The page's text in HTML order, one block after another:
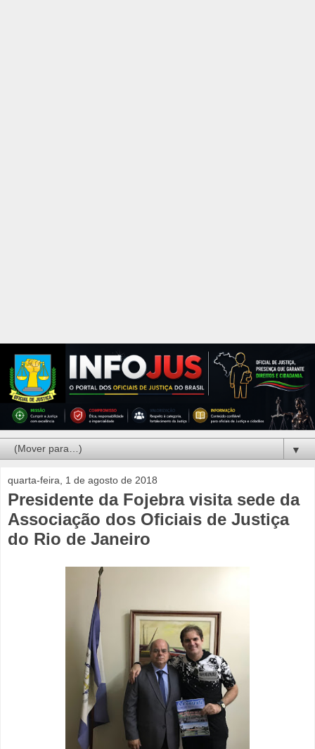
▼
quarta-feira, 1 de agosto de 2018
Presidente da Fojebra visita sede da
Associação dos Oficiais de Justiça
do Rio de Janeiro